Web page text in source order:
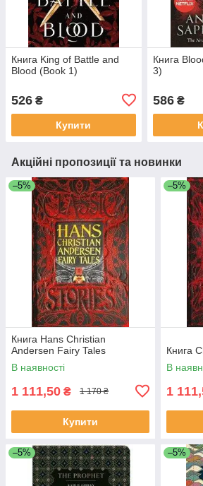
Книга King of Battle and
Blood (Book 1)
526 ₴
Купити
Книга
3)
586₴
Акційні пропозиції та новинки
–5%
Книга Hans Christian
Andersen Fairy Tales
В наявності
1 111,50 ₴ 1 170 ₴
Купити
–5%
Книга
В
1
–5% –5%